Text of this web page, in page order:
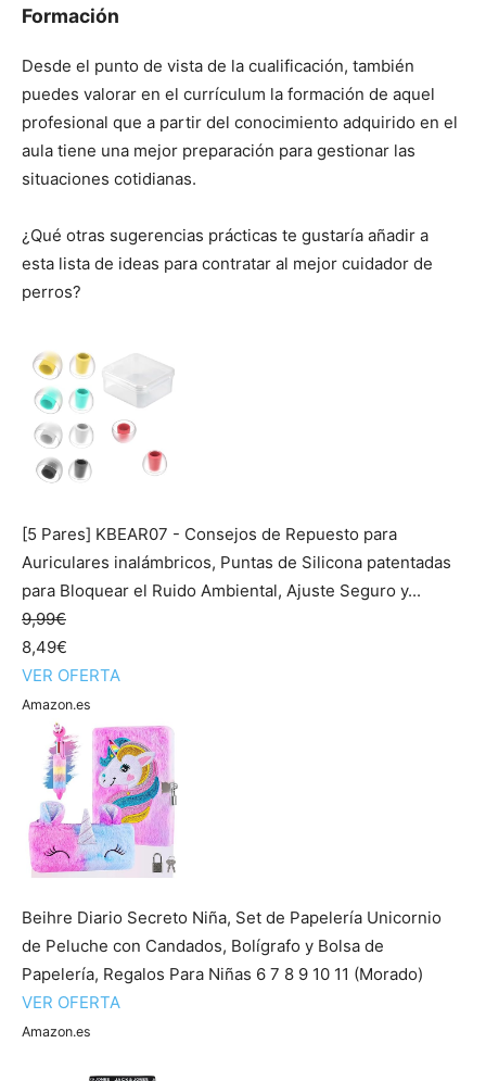
Formación
Desde el punto de vista de la cualificación, también
puedes valorar en el currículum la formación de aquel
profesional que a partir del conocimiento adquirido en el
aula tiene una mejor preparación para gestionar las
situaciones cotidianas.
¿Qué otras sugerencias prácticas te gustaría añadir a
esta lista de ideas para contratar al mejor cuidador de
perros?
[5 Pares] KBEAR07 - Consejos de Repuesto para
Auriculares inalámbricos, Puntas de Silicona patentadas
para Bloquear el Ruido Ambiental, Ajuste Seguro y...
9,99€
8,49€
VER OFERTA
Amazon.es
Beihre Diario Secreto Niña, Set de Papelería Unicornio
de Peluche con Candados, Bolígrafo y Bolsa de
Papelería, Regalos Para Niñas 6 7 8 9 10 11 (Morado)
VER OFERTA
Amazon.es